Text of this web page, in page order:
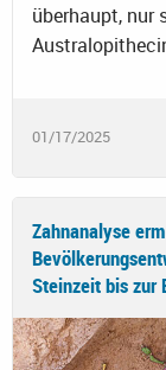
überhaupt, nur
01/17/2025
Zahnanalyse
Steinzeit bis zur